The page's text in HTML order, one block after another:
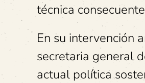
técnica
En su intervención
secretaria general
actual política